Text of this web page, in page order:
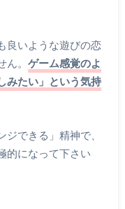
良いような遊びの恋
。 ゲーム感覚のよ
みたい」という気持
できる」精神で、
的になって下さい